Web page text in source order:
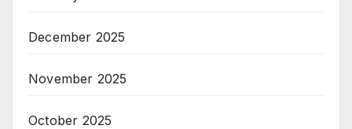
December 2025
November 2025
October 2025